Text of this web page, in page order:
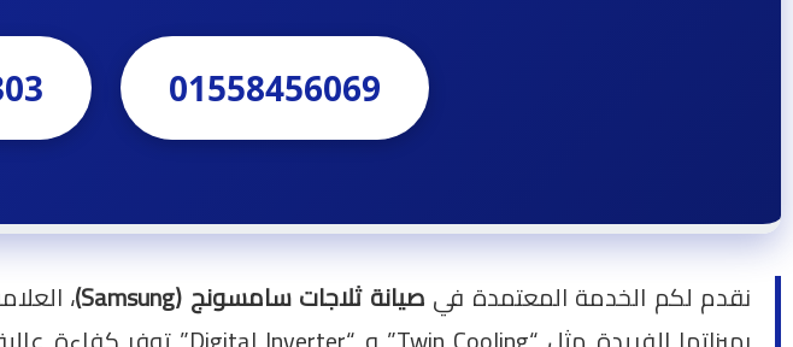
01558456069
نقدم لكم الخدمة المعتمدة في صيانة ثلاجات سامسونج (Samsung)
،